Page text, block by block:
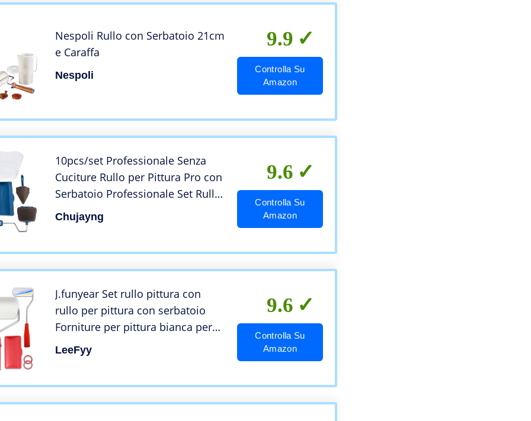
Nespoli Rullo con Serbatoio 21cm
e Caraffa
Nespoli
9.9
Controlla Su
Amazon
10pcs/set Professionale Senza
Cuciture Rullo per Pittura Pro con
Serbatoio Professionale Set Rulli
per Vernice antigoccia Trasforma
la stanza in pochi minuti
Chujayng
9.6
Controlla Su
Amazon
J.funyear Set rullo pittura con
rullo per pittura con serbatoio
Forniture per pittura bianca per
interni, nessuna preparazione,
nessun disordine, pittura in pochi
LeeFyy
9.6
Controlla Su
Amazon